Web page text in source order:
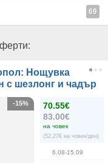
69
Нощувка
с шезлонг и чадър
70.55€
83.00€
на човек
(52.27€ на човек/ден)
6.08-15.09
-15%